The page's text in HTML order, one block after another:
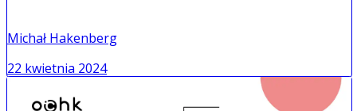
Michał Hakenberg
22 kwietnia 2024